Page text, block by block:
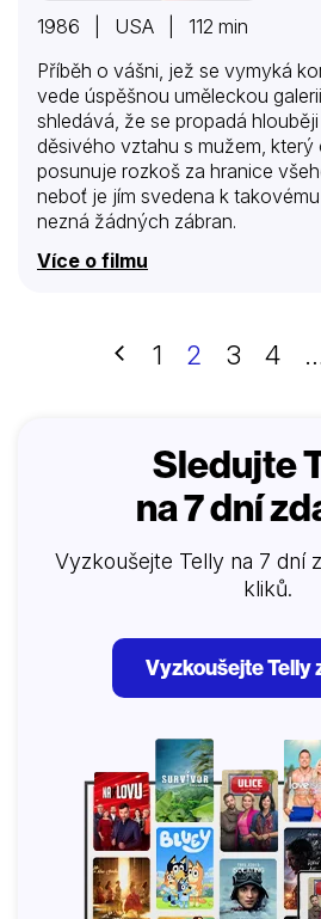
1986 | USA | 112 min
Příběh o vášni, jež se vymyká
vede úspěšnou uměleckou
shledává, že se propadá
děsivého vztahu s mužem, který
posunuje rozkoš za hranice
neboť je jím svedena k
nezná žádných zábran.
Více o filmu
Předchozí
1 2 3 4
Sledujte
na 7 dní
Vyzkoušejte Telly na 7 dní
kliků.
Vyzkoušejte Telly